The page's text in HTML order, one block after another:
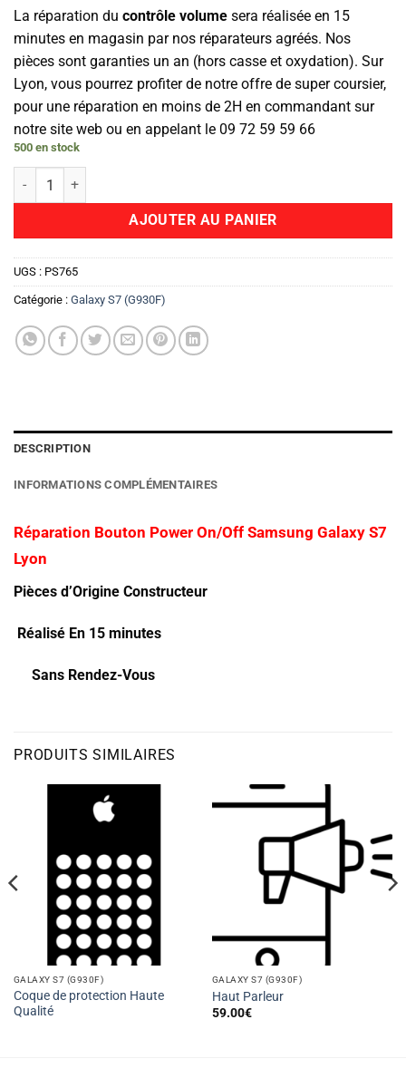
La réparation du contrôle volume sera réalisée en 15
minutes en magasin par nos réparateurs agréés. Nos
pièces sont garanties un an (hors casse et oxydation). Sur
Lyon, vous pourrez profiter de notre offre de super coursier,
pour une réparation en moins de 2H en commandant sur
notre site web ou en appelant le 09 72 59 59 66
500 en stock
quantité de Bouton Power On/Off
AJOUTER AU PANIER
UGS : PS765
Catégorie : Galaxy S7 (G930F)
DESCRIPTION
INFORMATIONS COMPLÉMENTAIRES
Réparation Bouton Power On/Off Samsung Galaxy S7
Lyon
Pièces d’Origine Constructeur
Réalisé En 15 minutes
Sans Rendez-Vous
PRODUITS SIMILAIRES
GALAXY S7 (G930F)
Coque de protection Haute
Qualité
GALAXY S7 (G930F)
Haut Parleur
59.00€